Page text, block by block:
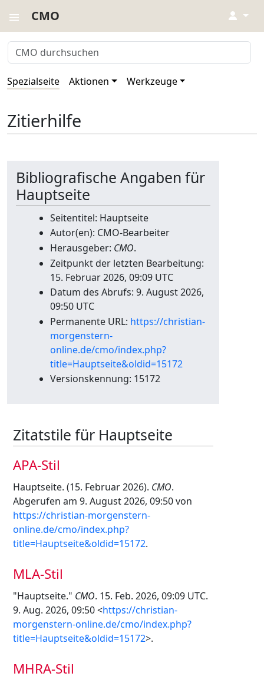
CMO ↓
Spezialseite Aktionen Werkzeuge
Zitierhilfe
Bibliografische Angaben für
Hauptseite
Seitentitel: Hauptseite
Autor(en): CMO-Bearbeiter
Herausgeber: CMO.
Zeitpunkt der letzten Bearbeitung:
15. Februar 2026, 09:09 UTC
Datum des Abrufs: 9. August 2026,
09:50 UTC
Permanente URL: https://christian-
morgenstern-
online.de/cmo/index.php?
title=Hauptseite&oldid=15172
Versionskennung: 15172
Zitatstile für Hauptseite
APA-Stil
Hauptseite. (15. Februar 2026). CMO.
Abgerufen am 9. August 2026, 09:50 von
https://christian-morgenstern-
online.de/cmo/index.php?
title=Hauptseite&oldid=15172.
MLA-Stil
"Hauptseite." CMO. 15. Feb. 2026, 09:09 UTC.
9. Aug. 2026, 09:50 <https://christian-
morgenstern-online.de/cmo/index.php?
title=Hauptseite&oldid=15172>.
MHRA-Stil